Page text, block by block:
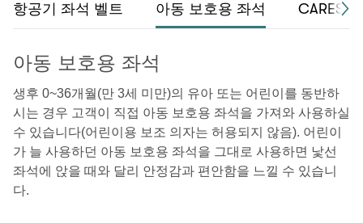
항공기 좌석 벨트 아동 보호용 좌석 CARES
아동 보호용 좌석
생후 0~36개월(만 3세 미만)의 유아 또는 어린이를 동반하
시는 경우 고객이 직접 아동 보호용 좌석을 가져와 사용하실
수 있습니다(어린이용 보조 의자는 허용되지 않음). 어린이
가 늘 사용하던 아동 보호용 좌석을 그대로 사용하면 낯선
좌석에 앉을 때와 달리 안정감과 편안함을 느낄 수 있습니
다.